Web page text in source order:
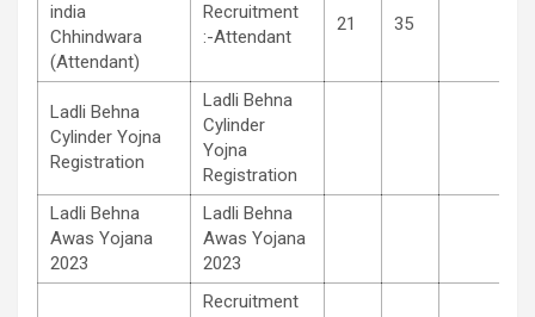
india
Chhindwara
(Attendant)
Recruitment
:-Attendant
21 35
Ladli Behna
Cylinder Yojna
Registration
Ladli Behna
Cylinder
Yojna
Registration
Ladli Behna
Awas Yojana
2023
Ladli Behna
Awas Yojana
2023
Recruitment